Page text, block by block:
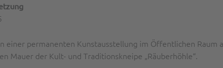
einer permanenten Kunstausstellung im Öffentlichen Raum
Mauer der Kult- und Traditionskneipe „Räuberhöhle“.